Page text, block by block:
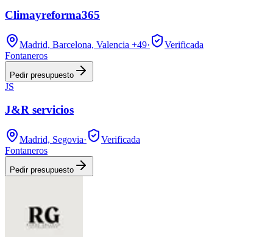
Climayreforma365
Madrid, Barcelona, Valencia +49·
Verificada
Fontaneros
Pedir presupuesto
JS
J&R servicios
Madrid, Segovia·
Verificada
Fontaneros
Pedir presupuesto